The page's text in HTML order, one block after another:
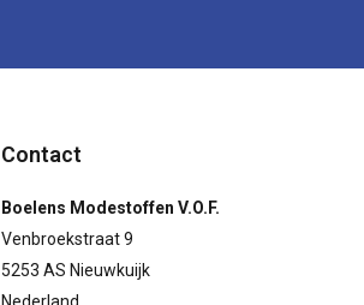
Contact
Boelens Modestoffen V.O.F.
Venbroekstraat 9
5253 AS Nieuwkuijk